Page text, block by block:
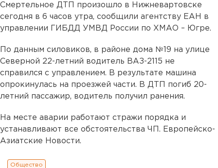
Смертельное ДТП произошло в Нижневартовске
сегодня в 6 часов утра, сообщили агентству ЕАН в
управлении ГИБДД УМВД России по ХМАО – Югре.
По данным силовиков, в районе дома №19 на улице
Северной 22-летний водитель ВАЗ-2115 не
справился с управлением. В результате машина
опрокинулась на проезжей части. В ДТП погиб 20-
летний пассажир, водитель получил ранения.
На месте аварии работают стражи порядка и
устанавливают все обстоятельства ЧП. Европейско-
Азиатские Новости.
Общество